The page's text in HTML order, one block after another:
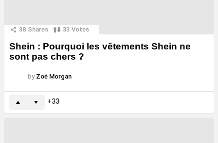
38 Shares 33 Votes
Shein : Pourquoi les vêtements Shein ne
sont pas chers ?
by Zoé Morgan
33